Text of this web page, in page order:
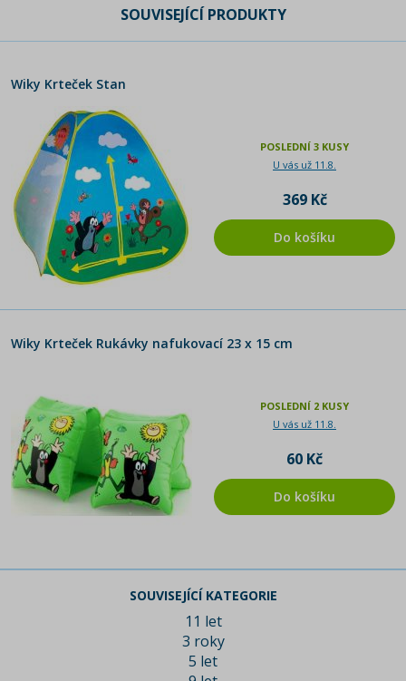
SOUVISEJÍCÍ PRODUKTY
Wiky Krteček Stan
POSLEDNÍ 3 KUSY
U vás už 11.8.
369 Kč
Do košíku
Wiky Krteček Rukávky nafukovací 23 x 15 cm
POSLEDNÍ 2 KUSY
U vás už 11.8.
60 Kč
Do košíku
SOUVISEJÍCÍ KATEGORIE
11 let
3 roky
5 let